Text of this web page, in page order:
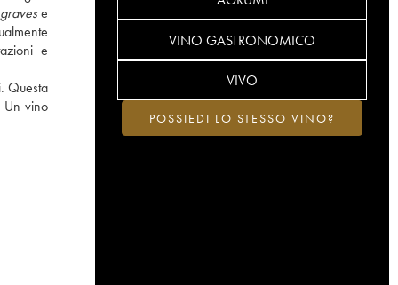
gravese
e
Questa
Un vino
VINO GASTRONOMICO
VIVO
POSSIEDI LO STESSO VINO?